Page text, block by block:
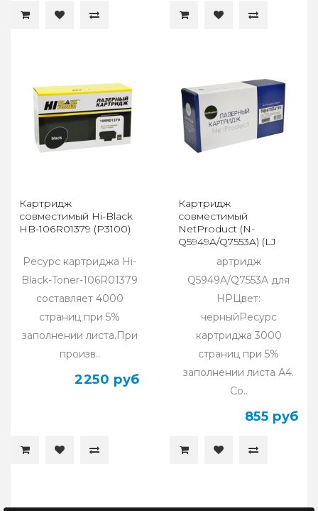
Картридж
совместимый Hi-Black
HB-106R01379 (P3100)
Ресурс картриджа Hi-
Black-Toner-106R01379
составляет 4000
страниц при 5%
заполнении листа.При
произв..
2250 руб
Картридж
совместимый
NetProduct (N-
Q5949A/Q7553A) (LJ
артридж
Q5949A/Q7553A для
HPЦвет:
черныйРесурс
картриджа 3000
страниц при 5%
заполнении листа А4.
Со..
855 руб